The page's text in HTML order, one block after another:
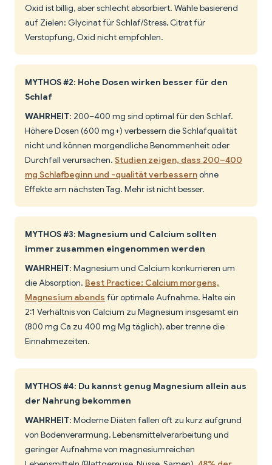
Oxid ist billig, aber schlecht absorbiert. Wähle basierend
auf Zielen: Glycinat für Schlaf/Stress, Citrat für
Verstopfung, Oxid nicht empfohlen.
MYTHOS #2: Hohe Dosen wirken besser für den
Schlaf
WAHRHEIT: 200–400 mg sind optimal für den Schlaf.
Höhere Dosen (600 mg+) verbessern die Schlafqualität
nicht und können morgendliche Benommenheit oder
Durchfall verursachen. Studien zeigen, dass 200–400
mg Schlafbeginn und -qualität verbessernohne
Effekte am nächsten Tag. Mehr ist nicht besser.
MYTHOS #3: Magnesium und Calcium sollten
immer zusammen eingenommen werden
WAHRHEIT: Magnesium und Calcium konkurrieren um
die Absorption. Best Practice: Calcium morgens,
Magnesium abends für optimale Aufnahme. Halte ein
2:1 Verhältnis von Calcium zu Magnesium insgesamt ein
(800 mg Ca zu 400 mg Mg täglich), aber trenne die
Einnahmezeiten.
MYTHOS #4: Du kannst genug Magnesium allein aus
der Nahrung bekommen
WAHRHEIT: Moderne Diäten fallen oft zu kurz aufgrund
von Bodenverarmung, Lebensmittelverarbeitung und
geringer Aufnahme von magnesiumreichen